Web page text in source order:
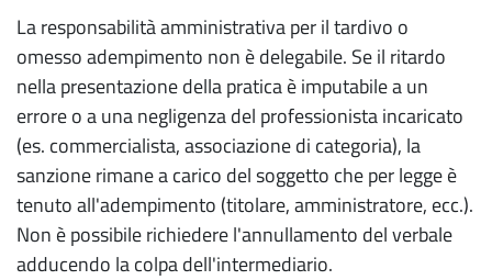
La responsabilità amministrativa per il tardivo o
omesso adempimento non è delegabile. Se il ritardo
nella presentazione della pratica è imputabile a un
errore o a una negligenza del professionista incaricato
(es. commercialista, associazione di categoria), la
sanzione rimane a carico del soggetto che per legge è
tenuto all'adempimento (titolare, amministratore, ecc.).
Non è possibile richiedere l'annullamento del verbale
adducendo la colpa dell'intermediario.